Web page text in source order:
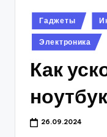
Опубликовано
в
Гаджеты
Электроника
Как
26.09.2024